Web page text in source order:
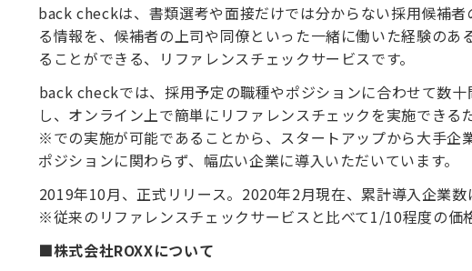
back checkは、書類選考や面接だけでは分からない採用候補者
る情報を、候補者の上司や同僚といった一緒に働いた経験のあ
ることができる、リファレンスチェックサービスです。
⁠back checkでは、採用予定の職種やポジションに合わせて数
し、オンライン上で簡単にリファレンスチェックを実施できる
※での実施が可能であることから、スタートアップから大手企
ポジションに関わらず、幅広い企業に導入いただいています。
⁠2019年10月、正式リリース。2020年2月現在、累計導入企業数
※従来のリファレンスチェックサービスと比べて1/10程度の価
■株式会社ROXXについて